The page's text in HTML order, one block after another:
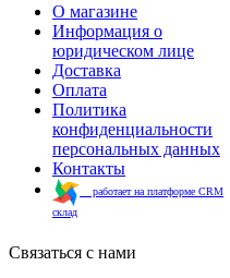
О магазине
Информация о
юридическом лице
Доставка
Оплата
Политика
конфиденциальности
персональных данных
Контакты
работает на платформе CRM
склад
Связаться с нами